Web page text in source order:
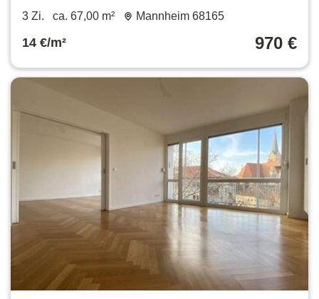
Schwetzingervorstadt
3 Zi. ca. 67,00 m² Mannheim 68165
14 €/m² 970 €